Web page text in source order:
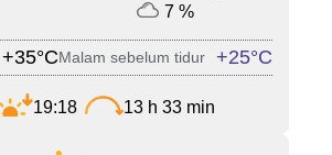
7 %
+35°CMalam sebelum tidur +25°C
19:18 13 h 33 min